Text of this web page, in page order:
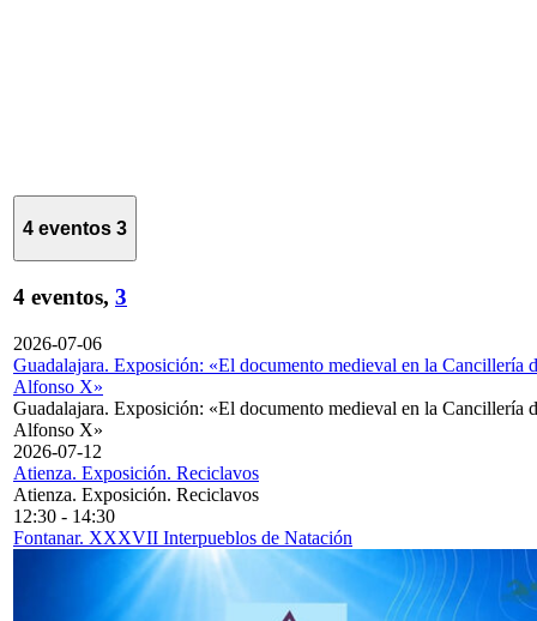
4 eventos 3
4 eventos, 3
2026-07-06
Guadalajara. Exposición: «El documento medieval en la Cancillería
Alfonso X»
Guadalajara. Exposición: «El documento medieval en la Cancillería
Alfonso X»
2026-07-12
Atienza. Exposición. Reciclavos
Atienza. Exposición. Reciclavos
12:30 - 14:30
Fontanar. XXXVII Interpueblos de Natación